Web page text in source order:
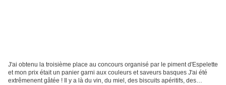
J'ai obtenu la troisième place au concours organisé par le piment d'Espelette
et mon prix était un panier garni aux couleurs et saveurs basques J'ai été
extrêmenent gâtée ! Il y a là du vin, du miel, des biscuits apéritifs, des